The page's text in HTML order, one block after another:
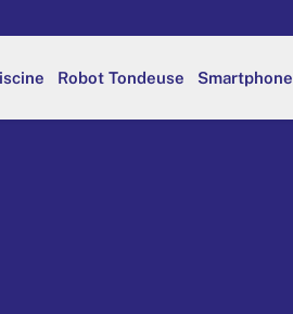
Robot Tondeuse Smartphone